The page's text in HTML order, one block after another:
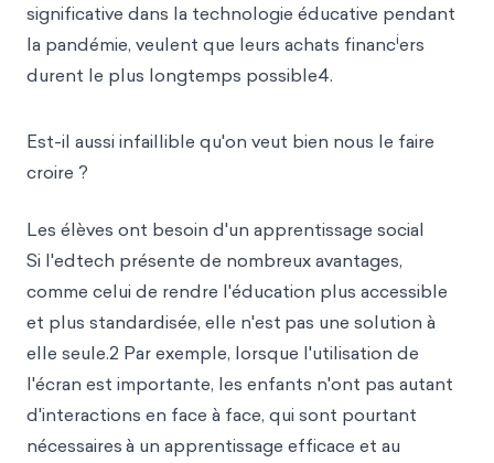
significative dans la technologie éducative pendant
la pandémie, veulent que leurs achats financiers
durent le plus longtemps possible4.
Est-il aussi infaillible qu'on veut bien nous le faire
croire ?
Les élèves ont besoin d'un apprentissage social
Si l'edtech présente de nombreux avantages,
comme celui de rendre l'éducation plus accessible
et plus standardisée, elle n'est pas une solution à
elle seule.2 Par exemple, lorsque l'utilisation de
l'écran est importante, les enfants n'ont pas autant
d'interactions en face à face, qui sont pourtant
nécessairesà un apprentissage efficace et au